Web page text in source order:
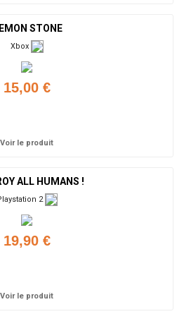
STONE
Xbox
15,00 €
Voir le produit
ALL HUMANS !
2
19,90 €
Voir le produit